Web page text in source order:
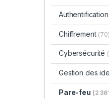
Authentification
Chiffrement (70)
Cybersécurité
Gestion des
Pare-feu (2